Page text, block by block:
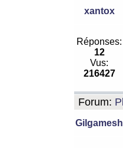
xantox
Réponses:
12
Vus:
216427
Forum:
Gilgamesh